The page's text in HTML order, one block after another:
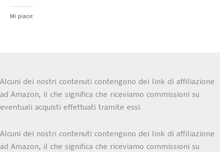
Mi piace:
Alcuni dei nostri contenuti contengono dei link di affiliazione
ad Amazon, il che significa che riceviamo commissioni su
eventuali acquisti effettuati tramite essi.
Alcuni dei nostri contenuti contengono dei link di affiliazione
ad Amazon, il che significa che riceviamo commissioni su